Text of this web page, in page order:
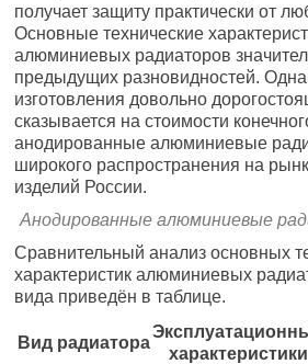
получает защиту практически от
Основные технические
алюминиевых радиаторов
предыдущих разновидностей.
изготовления довольно
сказывается на стоимости
анодированные алюминиевые
широкого распространения на
изделий России.
Анодированные алюминиевые
Сравнительный анализ основных
характеристик алюминиевых
вида приведён в таблице.
Вид радиатора
характеристики